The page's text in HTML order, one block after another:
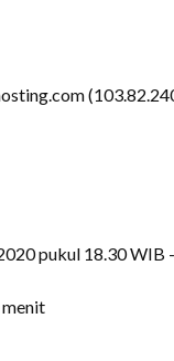
pukul 18.30 WIB